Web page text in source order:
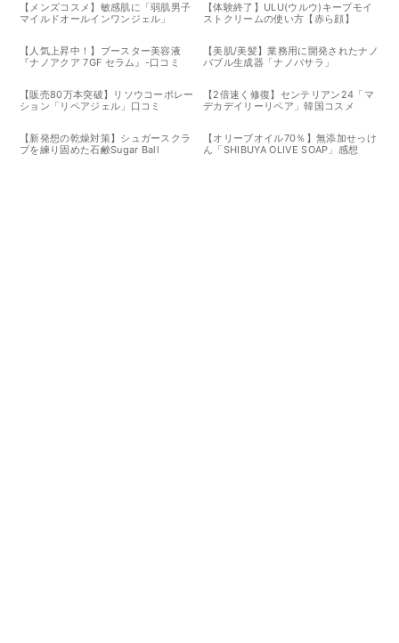
【メンズコスメ】敏感肌に「弱肌男子
マイルドオールインワンジェル」
【体験終了】ULU(ウルウ)キープモイ
ストクリームの使い方【赤ら顔】
【人気上昇中！】ブースター美容液
『ナノアクア 7GF セラム』-口コミ
【美肌/美髪】業務用に開発されたナノ
バブル生成器「ナノバサラ」
【販売80万本突破】リソウコーポレー
ション「リペアジェル」口コミ
【2倍速く修復】センテリアン24「マ
デカデイリーリペア」韓国コスメ
【新発想の乾燥対策】シュガースクラ
ブを練り固めた石鹸Sugar Ball
【オリーブオイル70％】無添加せっけ
ん「SHIBUYA OLIVE SOAP」感想